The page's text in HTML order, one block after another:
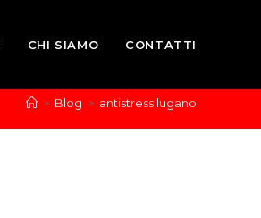
CHI SIAMO CONTATTI
> Blog > antistress lugano